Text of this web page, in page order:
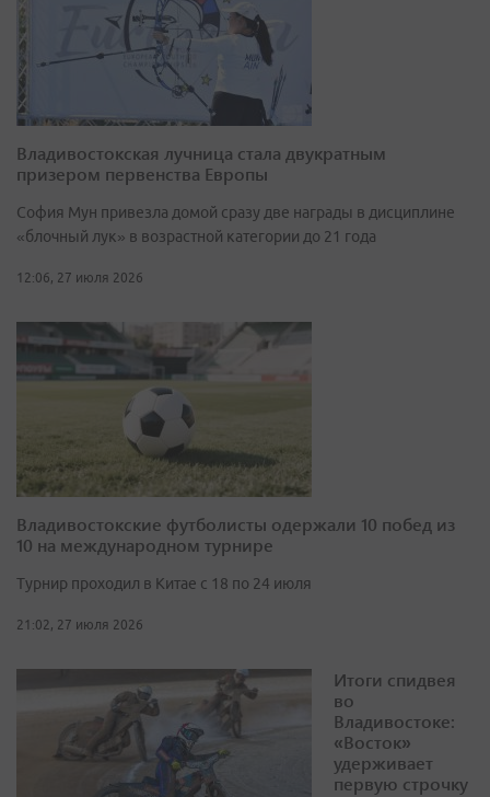
Владивостокская лучница стала двукратным
призером первенства Европы
София Мун привезла домой сразу две награды в дисциплине
«блочный лук» в возрастной категории до 21 года
12:06, 27 июля 2026
Владивостокские футболисты одержали 10 побед из
10 на международном турнире
Турнир проходил в Китае с 18 по 24 июля
21:02, 27 июля 2026
Итоги спидвея
во
Владивостоке:
«Восток»
удерживает
первую строчку